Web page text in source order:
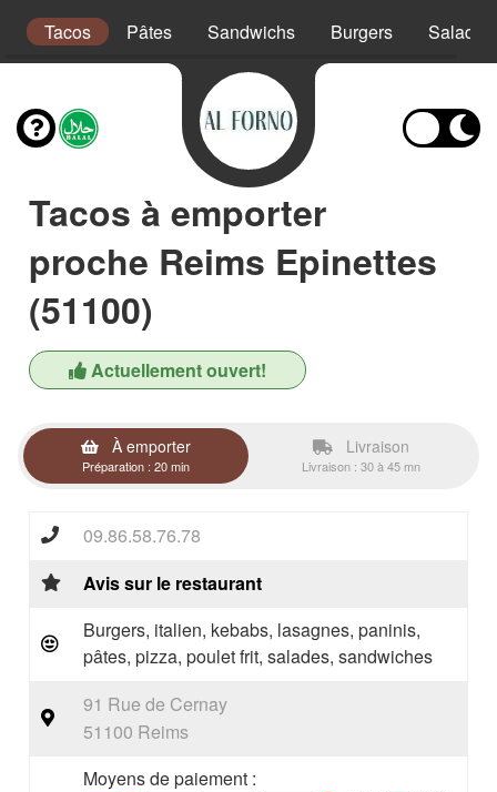
Tacos Pâtes Sandwichs Burgers Salades
Tacos à emporter
proche Reims Epinettes
(51100)
Actuellement ouvert!
À emporter
Préparation : 20 min
Livraison
Livraison : 30 à 45 mn
09.86.58.76.78
Avis sur le restaurant
Burgers, italien, kebabs, lasagnes, paninis,
pâtes, pizza, poulet frit, salades, sandwiches
91 Rue de Cernay
51100 Reims
Moyens de paiement :